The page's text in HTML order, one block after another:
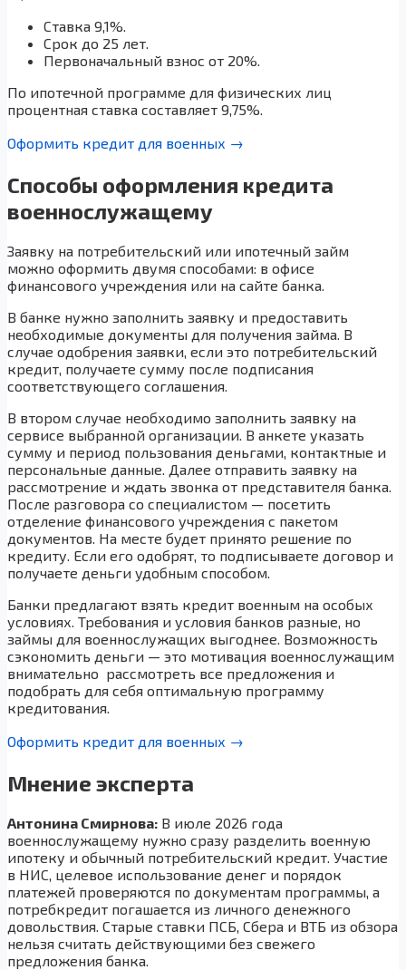
Ставка 9,1%.
Срок до 25 лет.
Первоначальный взнос от 20%.
По ипотечной программе для физических лиц
процентная ставка составляет 9,75%.
Оформить кредит для военных →
Способы оформления кредита
военнослужащему
Заявку на потребительский или ипотечный займ
можно оформить двумя способами: в офисе
финансового учреждения или на сайте банка.
В банке нужно заполнить заявку и предоставить
необходимые документы для получения займа. В
случае одобрения заявки, если это потребительский
кредит, получаете сумму после подписания
соответствующего соглашения.
В втором случае необходимо заполнить заявку на
сервисе выбранной организации. В анкете указать
сумму и период пользования деньгами, контактные и
персональные данные. Далее отправить заявку на
рассмотрение и ждать звонка от представителя банка.
После разговора со специалистом — посетить
отделение финансового учреждения с пакетом
документов. На месте будет принято решение по
кредиту. Если его одобрят, то подписываете договор и
получаете деньги удобным способом.
Банки предлагают взять кредит военным на особых
условиях. Требования и условия банков разные, но
займы для военнослужащих выгоднее. Возможность
сэкономить деньги — это мотивация военнослужащим
внимательно рассмотреть все предложения и
подобрать для себя оптимальную программу
кредитования.
Оформить кредит для военных →
Мнение эксперта
Антонина Смирнова: В июле 2026 года
военнослужащему нужно сразу разделить военную
ипотеку и обычный потребительский кредит. Участие
в НИС, целевое использование денег и порядок
платежей проверяются по документам программы, а
потребкредит погашается из личного денежного
довольствия. Старые ставки ПСБ, Сбера и ВТБ из обзора
нельзя считать действующими без свежего
предложения банка.